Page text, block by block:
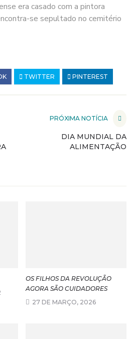
era casado com a pintora
se sepultado no cemitério
TWITTER PINTEREST
PRÓXIMA NOTÍCIA
DIA MUNDIAL DA
ALIMENTAÇÃO
OS FILHOS DA REVOLUÇÃO
AGORA SÃO CUIDADORES
27 DE MARÇO, 2026